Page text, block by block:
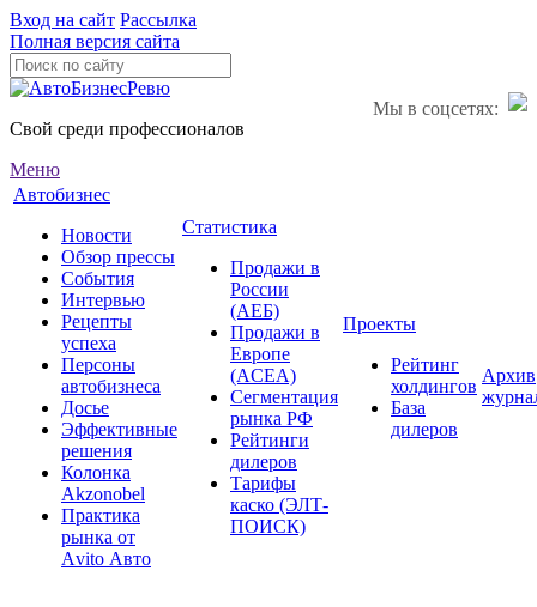
Вход на сайт Рассылка
Полная версия сайта
Мы в соцсетях:
Свой среди профессионалов
Меню
Автобизнес
Новости
Обзор прессы
События
Интервью
Рецепты
успеха
Персоны
автобизнеса
Досье
Эффективные
решения
Колонка
Akzonobel
Практика
рынка от
Аvito Авто
Статистика
Продажи в
России
(АЕБ)
Продажи в
Европе
(ACEA)
Сегментация
рынка РФ
Рейтинги
дилеров
Тарифы
каско (ЭЛТ-
ПОИСК)
Проекты
Рейтинг
холдингов
База
дилеров
Архив